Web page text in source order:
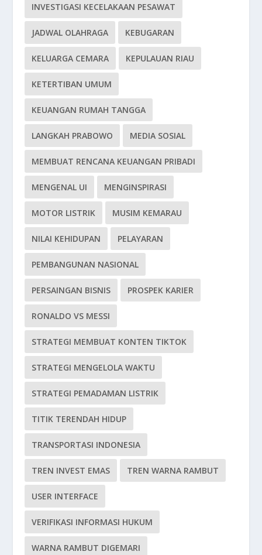
INVESTIGASI KECELAKAAN PESAWAT
JADWAL OLAHRAGA KEBUGARAN
KELUARGA CEMARA KEPULAUAN RIAU
KETERTIBAN UMUM
KEUANGAN RUMAH TANGGA
LANGKAH PRABOWO MEDIA SOSIAL
MEMBUAT RENCANA KEUANGAN PRIBADI
MENGENAL UI MENGINSPIRASI
MOTOR LISTRIK MUSIM KEMARAU
NILAI KEHIDUPAN PELAYARAN
PEMBANGUNAN NASIONAL
PERSAINGAN BISNIS PROSPEK KARIER
RONALDO VS MESSI
STRATEGI MEMBUAT KONTEN TIKTOK
STRATEGI MENGELOLA WAKTU
STRATEGI PEMADAMAN LISTRIK
TITIK TERENDAH HIDUP
TRANSPORTASI INDONESIA
TREN INVEST EMAS TREN WARNA RAMBUT
USER INTERFACE
VERIFIKASI INFORMASI HUKUM
WARNA RAMBUT DIGEMARI